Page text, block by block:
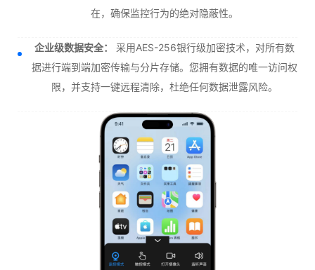
在，确保监控行为的绝对隐蔽性。
企业级数据安全：
采用AES-256银行级加密技术，对所有数
据进行端到端加密传输与分片存储。您拥有数据的唯一访问权
限，并支持一键远程清除，杜绝任何数据泄露风险。